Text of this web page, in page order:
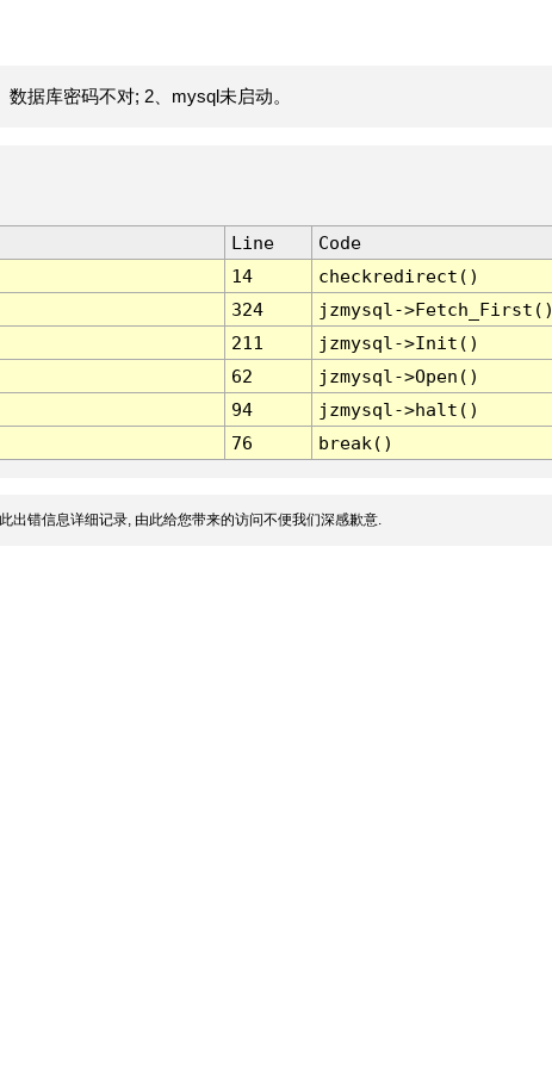
据库密码不对; 2、mysql未启动。
Line
Code
14
checkredirect()
324
jzmysql-
211
jzmysql->Init()
62
jzmysql->Open()
94
jzmysql->halt()
76 break()
出错信息详细记录, 由此给您带来的访问不便我们深感歉意.